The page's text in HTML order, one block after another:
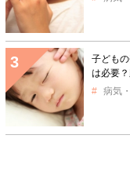
子ども
は必要
病気